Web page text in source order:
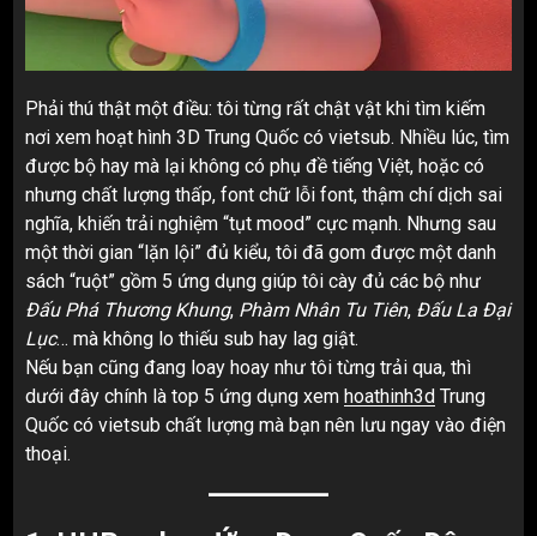
Phải thú thật một điều: tôi từng rất chật vật khi tìm kiếm
nơi xem hoạt hình 3D Trung Quốc có vietsub. Nhiều lúc, tìm
được bộ hay mà lại không có phụ đề tiếng Việt, hoặc có
nhưng chất lượng thấp, font chữ lỗi font, thậm chí dịch sai
nghĩa, khiến trải nghiệm “tụt mood” cực mạnh. Nhưng sau
một thời gian “lặn lội” đủ kiểu, tôi đã gom được một danh
sách “ruột” gồm 5 ứng dụng giúp tôi cày đủ các bộ như
Đấu Phá Thương Khung, Phàm Nhân Tu Tiên, Đấu La Đại
Lục… mà không lo thiếu sub hay lag giật.
Nếu bạn cũng đang loay hoay như tôi từng trải qua, thì
dưới đây chính là top 5 ứng dụng xem hoathinh3d Trung
Quốc có vietsub chất lượng mà bạn nên lưu ngay vào điện
thoại.